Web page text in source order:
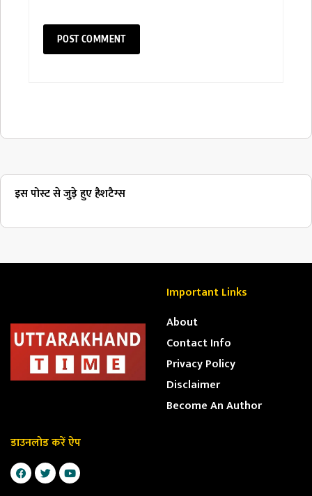
इस पोस्ट से जुड़े हुए हैशटैग्स
Important Links
About
Contact Info
Privacy Policy
Disclaimer
Become An Author
डाउनलोड करें ऐप